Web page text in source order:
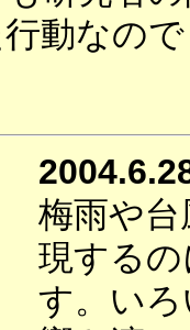
動なの
梅雨や
現する
す。い